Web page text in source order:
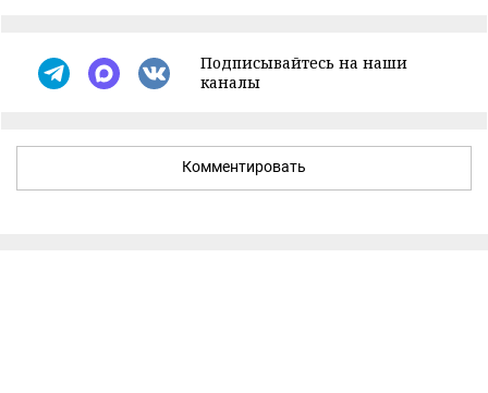
Подписывайтесь на наши
каналы
Комментировать